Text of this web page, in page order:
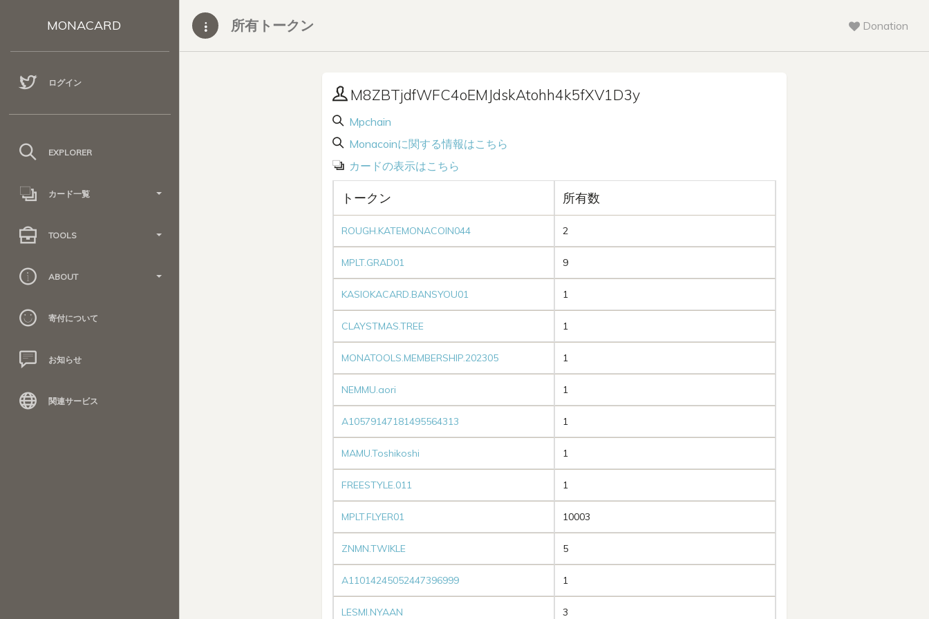
MONACARD
ログイン
EXPLORER
カード一覧
TOOLS
ABOUT
寄付について
お知らせ
関連サービス
所有トークン Donation
M8ZBTjdfWFC4oEMJdskAtohh4k5fXV1D3y
Mpchain
Monacoinに関する情報はこちら
カードの表示はこちら
トークン 所有数
ROUGH.KATEMONACOIN044 2
MPLT.GRAD01 9
KASIOKACARD.BANSYOU01 1
CLAYSTMAS.TREE 1
MONATOOLS.MEMBERSHIP.202305 1
NEMMU.aori 1
A10579147181495564313 1
MAMU.Toshikoshi 1
FREESTYLE.011 1
MPLT.FLYER01 10003
ZNMN.TWIKLE 5
A11014245052447396999 1
LESMI.NYAAN 3